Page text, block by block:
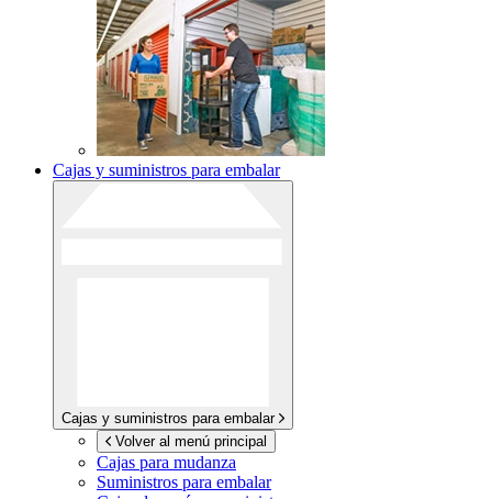
Cajas y suministros para embalar
Cajas y suministros para embalar
Volver al menú principal
Cajas para mudanza
Suministros para embalar